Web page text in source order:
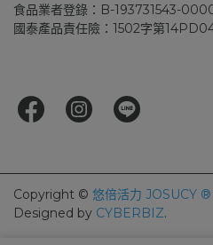
食品業者登錄：B-193731543-
國泰產品責任險：1502字第
Copyright © 悠倍活力 JOSUCY ®
Designed by CYBERBIZ.